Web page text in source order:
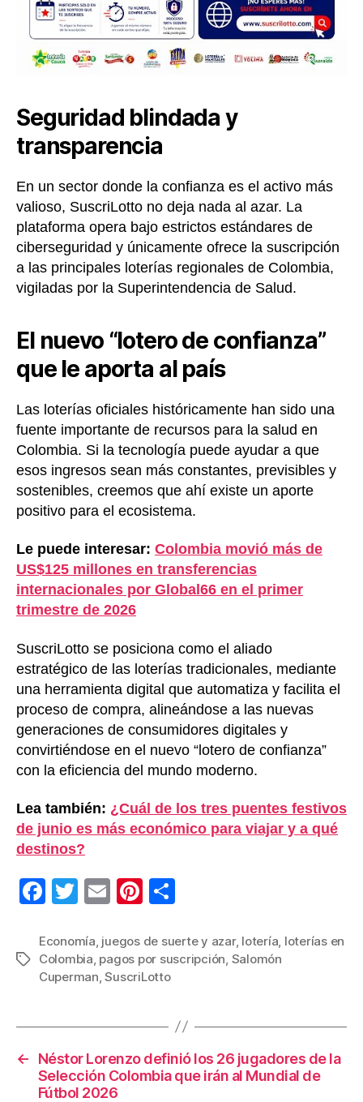
Seguridad blindada y
transparencia
En un sector donde la confianza es el activo más
valioso, SuscriLotto no deja nada al azar. La
plataforma opera bajo estrictos estándares de
ciberseguridad y únicamente ofrece la suscripción
a las principales loterías regionales de Colombia,
vigiladas por la Superintendencia de Salud.
El nuevo “lotero de confianza”
que le aporta al país
Las loterías oficiales históricamente han sido una
fuente importante de recursos para la salud en
Colombia. Si la tecnología puede ayudar a que
esos ingresos sean más constantes, previsibles y
sostenibles, creemos que ahí existe un aporte
positivo para el ecosistema.
Le puede interesar: Colombia movió más de
US$125 millones en transferencias
internacionales por Global66 en el primer
trimestre de 2026
SuscriLotto se posiciona como el aliado
estratégico de las loterías tradicionales, mediante
una herramienta digital que automatiza y facilita el
proceso de compra, alineándose a las nuevas
generaciones de consumidores digitales y
convirtiéndose en el nuevo “lotero de confianza”
con la eficiencia del mundo moderno.
Lea también: ¿Cuál de los tres puentes festivos
de junio es más económico para viajar y a qué
destinos?
F
c
e
o
o
k
T
tt
er
E
ail
Pi
er
e
m
p
tir
Etiquetas
Economía juegos de suerte y azar, lotería loterías en
Colombia pagos por suscripción Salomón
Cuperman ,SuscriLotto
←
Néstor Lorenzo definió los 26 jugadores de la
Selección Colombia que irán al Mundial de
Fútbol 2026